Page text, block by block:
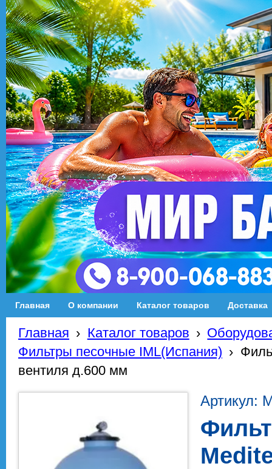
Главная О компании Каталог товаров Доставка
Главная › Каталог товаров ›
Фильтры песочные IML(Испания) ›
вентиля д.600 мм
Артикул: